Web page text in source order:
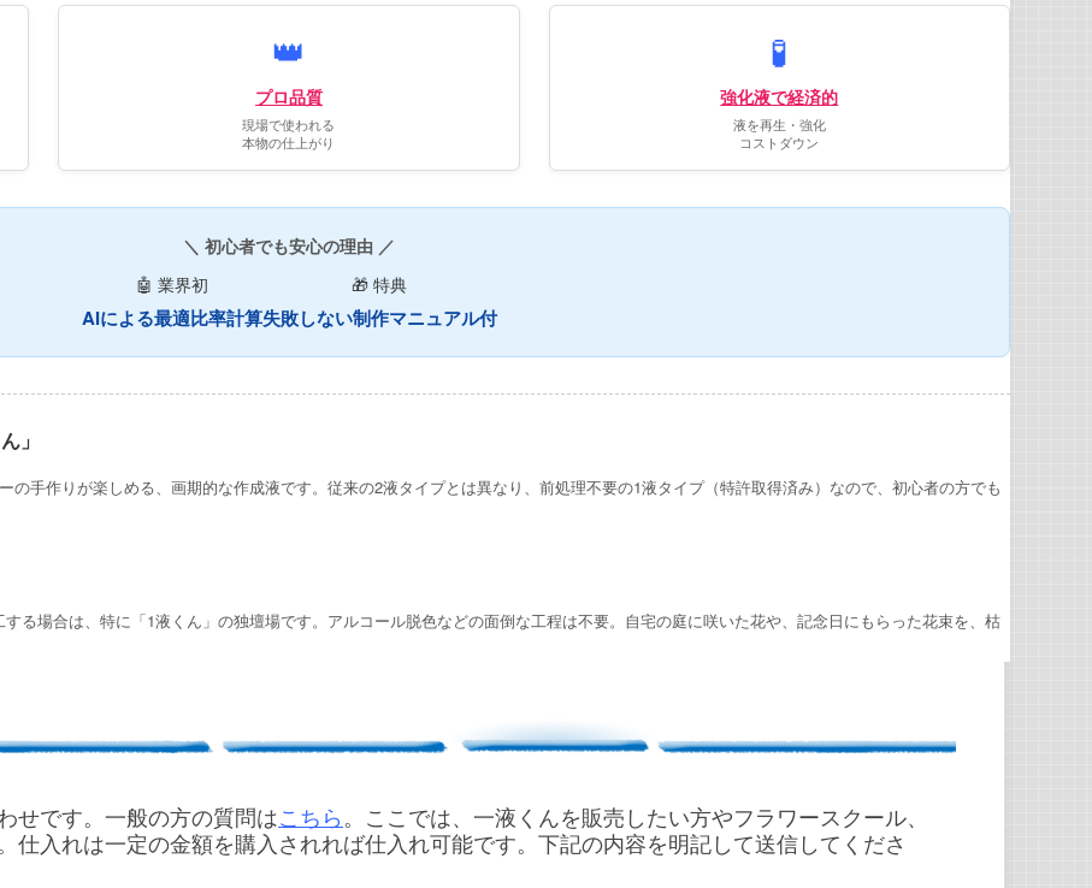
👑
プロ品質
現場で使われる
本物の仕上がり
🧪
強化液で経済的
液を再生・強化
コストダウン
＼ 初心者でも安心の理由 ／
🤖 業界初
AIによる最適比率計算
🎁 特典
失敗しない制作マニュアル付
」
の手作りが楽しめる、画期的な作成液です。従来の2液タイプとは異なり、前処理不要の1液タイプ（特許取得済み）なので、初心者の方でも
る場合は、特に「1液くん」の独壇場です。アルコール脱色などの面倒な工程は不要。自宅の庭に咲いた花や、記念日にもらった花束を、枯
せです。一般の方の質問はこちら。ここでは、一液くんを販売したい方やフラワースクール、
仕入れは一定の金額を購入されれば仕入れ可能です。下記の内容を明記して送信してくださ